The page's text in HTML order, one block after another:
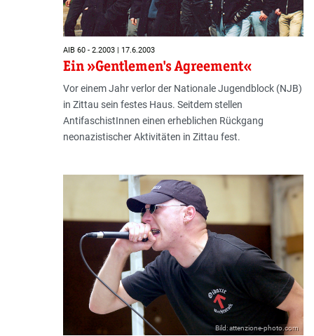
AIB 60 - 2.2003 | 17.6.2003
Ein »Gentlemen's Agreement«
Vor einem Jahr verlor der Nationale Jugendblock (NJB)
in Zittau sein festes Haus. Seitdem stellen
AntifaschistInnen einen erheblichen Rückgang
neonazistischer Aktivitäten in Zittau fest.
Bild: attenzione-photo.com